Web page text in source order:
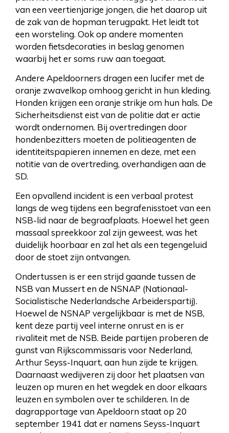
van een veertienjarige jongen, die het daarop uit
de zak van de hopman terugpakt. Het leidt tot
een worsteling. Ook op andere momenten
worden fietsdecoraties in beslag genomen
waarbij het er soms ruw aan toegaat.
Andere Apeldoorners dragen een lucifer met de
oranje zwavelkop omhoog gericht in hun kleding.
Honden krijgen een oranje strikje om hun hals. De
Sicherheitsdienst eist van de politie dat er actie
wordt ondernomen. Bij overtredingen door
hondenbezitters moeten de politieagenten de
identiteitspapieren innemen en deze, met een
notitie van de overtreding, overhandigen aan de
SD.
Een opvallend incident is een verbaal protest
langs de weg tijdens een begrafenisstoet van een
NSB-lid naar de begraafplaats. Hoewel het geen
massaal spreekkoor zal zijn geweest, was het
duidelijk hoorbaar en zal het als een tegengeluid
door de stoet zijn ontvangen.
Ondertussen is er een strijd gaande tussen de
NSB van Mussert en de NSNAP (Nationaal-
Socialistische Nederlandsche Arbeiderspartij).
Hoewel de NSNAP vergelijkbaar is met de NSB,
kent deze partij veel interne onrust en is er
rivaliteit met de NSB. Beide partijen proberen de
gunst van Rijkscommissaris voor Nederland,
Arthur Seyss-Inquart, aan hun zijde te krijgen.
Daarnaast wedijveren zij door het plaatsen van
leuzen op muren en het wegdek en door elkaars
leuzen en symbolen over te schilderen. In de
dagrapportage van Apeldoorn staat op 20
september 1941 dat er namens Seyss-Inquart